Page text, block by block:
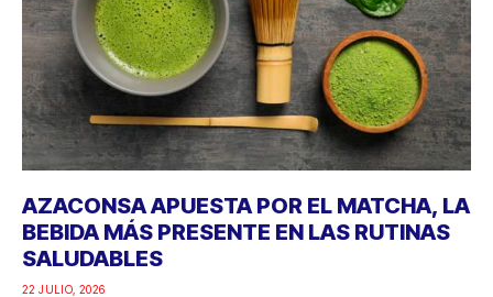
AZACONSA APUESTA POR EL MATCHA, LA
BEBIDA MÁS PRESENTE EN LAS RUTINAS
SALUDABLES
22 JULIO, 2026